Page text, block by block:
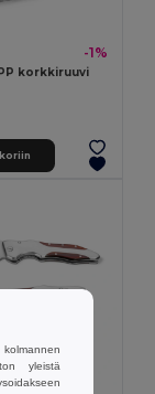
-1%
korkkiruuvi
yleistä